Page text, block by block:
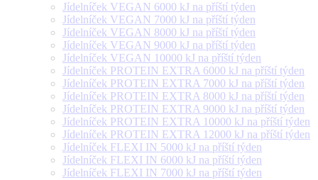
Jídelníček VEGAN 6000 kJ na příští týden
Jídelníček VEGAN 7000 kJ na příští týden
Jídelníček VEGAN 8000 kJ na příští týden
Jídelníček VEGAN 9000 kJ na příští týden
Jídelníček VEGAN 10000 kJ na příští týden
Jídelníček PROTEIN EXTRA 6000 kJ na příští týden
Jídelníček PROTEIN EXTRA 7000 kJ na příští týden
Jídelníček PROTEIN EXTRA 8000 kJ na příští týden
Jídelníček PROTEIN EXTRA 9000 kJ na příští týden
Jídelníček PROTEIN EXTRA 10000 kJ na příští týden
Jídelníček PROTEIN EXTRA 12000 kJ na příští týden
Jídelníček FLEXI IN 5000 kJ na příští týden
Jídelníček FLEXI IN 6000 kJ na příští týden
Jídelníček FLEXI IN 7000 kJ na příští týden